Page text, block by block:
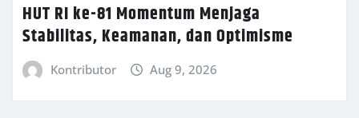
HUT RI ke-81 Momentum Menjaga
Stabilitas, Keamanan, dan Optimisme
Kontributor Aug 9, 2026